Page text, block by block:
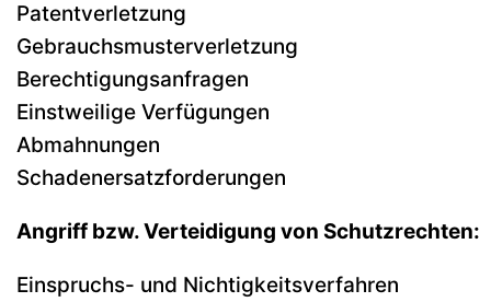
Patentverletzung
Gebrauchsmusterverletzung
Berechtigungsanfragen
Einstweilige Verfügungen
Abmahnungen
Schadenersatzforderungen
Angriff bzw. Verteidigung von Schutzrechten:
Einspruchs- und Nichtigkeitsverfahren